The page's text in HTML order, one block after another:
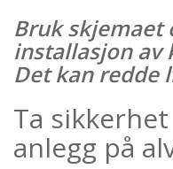
Bruk skjemaet
installasjon av
Det kan redde
Ta
anlegg på